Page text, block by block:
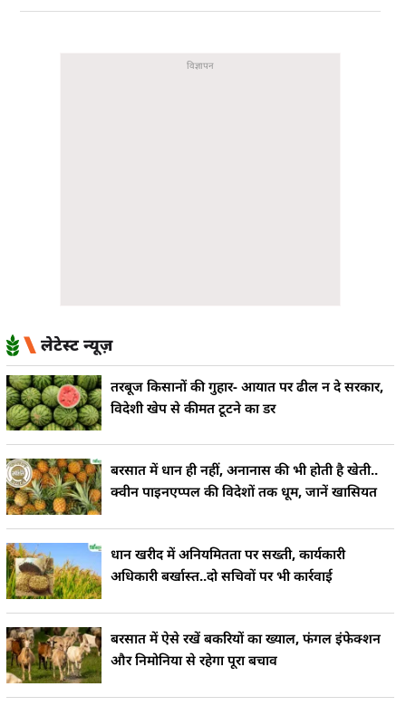
लेटेस्ट न्यूज़
तरबूज किसानों की गुहार- आयात पर ढील न दे सरकार,
विदेशी खेप से कीमत टूटने का डर
बरसात में धान ही नहीं, अनानास की भी होती है खेती..
क्वीन पाइनएप्पल की विदेशों तक धूम, जानें खासियत
धान खरीद में अनियमितता पर सख्ती, कार्यकारी
अधिकारी बर्खास्त..दो सचिवों पर भी कार्रवाई
बरसात में ऐसे रखें बकरियों का ख्याल, फंगल इंफेक्शन
और निमोनिया से रहेगा पूरा बचाव